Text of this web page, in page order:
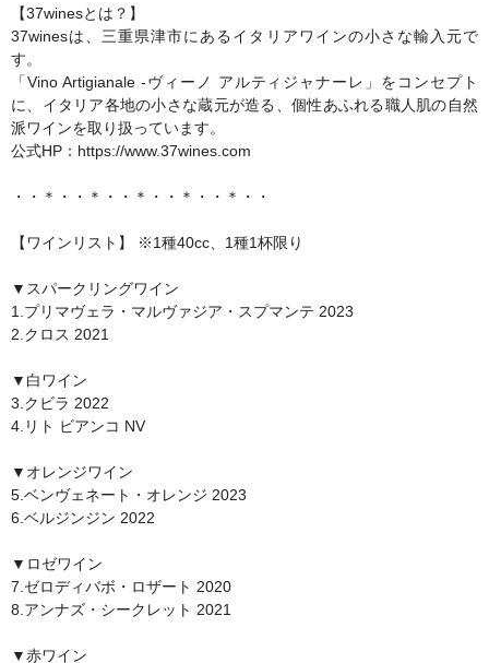
【37winesとは？】
37winesは、三重県津市にあるイタリアワインの小さな輸入元で
す。
「Vino Artigianale -ヴィーノ アルティジャナーレ」をコンセプト
に、イタリア各地の小さな蔵元が造る、個性あふれる職人肌の自然
派ワインを取り扱っています。
公式HP：https://www.37wines.com
・・＊・・＊・・＊・・＊・・＊・・
【ワインリスト】 ※1種40cc、1種1杯限り
▼スパークリングワイン
1.プリマヴェラ・マルヴァジア・スプマンテ 2023
2.クロス 2021
▼白ワイン
3.クビラ 2022
4.リト ビアンコ NV
▼オレンジワイン
5.ベンヴェネート・オレンジ 2023
6.ベルジンジン 2022
▼ロゼワイン
7.ゼロディバボ・ロザート 2020
8.アンナズ・シークレット 2021
▼赤ワイン